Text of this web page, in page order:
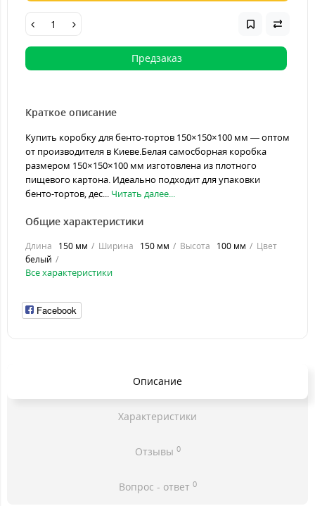
Предзаказ
Краткое описание
Купить коробку для бенто-тортов 150×150×100 мм — оптом
от производителя в Киеве.Белая самосборная коробка
размером 150×150×100 мм изготовлена из плотного
пищевого картона. Идеально подходит для упаковки
бенто-тортов, дес... Читать далее...
Общие характеристики
Длина 150 мм Ширина 150 мм Высота 100 мм
Цвет
белый
Все характеристики
Facebook
Описание
Характеристики
Отзывы 0
Вопрос - ответ 0